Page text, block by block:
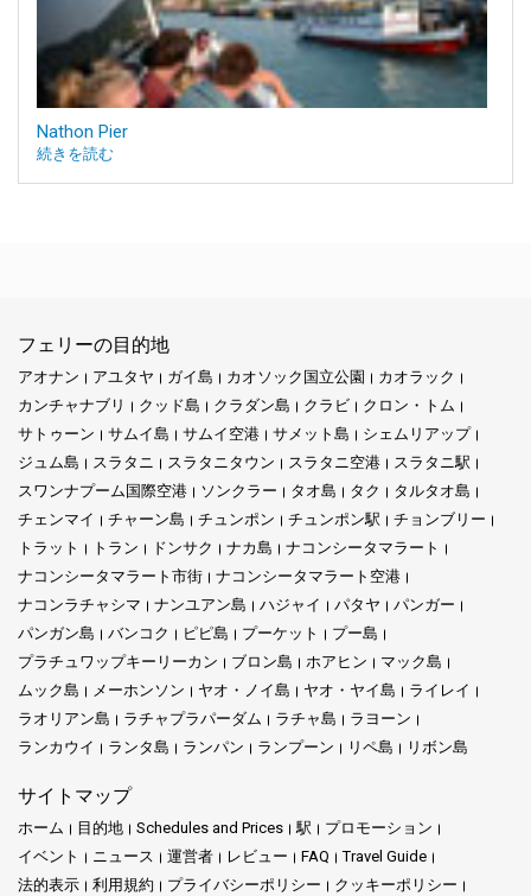
Nathon Pier
続きを読む
フェリーの目的地
アオナン アユタヤ ガイ島 カオソック国立公園
カオラック
カンチャナブリ
クッド島 クラダン島 クラビ
クロン・トム
サトゥーン
サムイ島 サムイ空港 サメット島
シェムリアップ
ジュム島
スラタニ スラタニタウン スラタニ空港
スラタニ駅
スワンナプーム国際空港
ソンクラー タオ島 タク
タルタオ島
チェンマイ
チャーン島 チュンポン チュンポン駅
チョンブリー
トラット
トラン ドンサク ナカ島
ナコンシータマラート
ナコンシータマラート市街
ナコンシータマラート空港
ナコンラチャシマ
ナンユアン島 ハジャイ パタヤ
パンガー
パンガン島
バンコク ピピ島 プーケット
プー島
プラチュワップキーリーカン
ブロン島 ホアヒン
マック島
ムック島
メーホンソン ヤオ・ノイ島 ヤオ・ヤイ島
ライレイ
ラオリアン島
ラチャプラパーダム ラチャ島
ラヨーン
ランカウイ
ランタ島 ランパン ランプーン リペ島 リボン島
サイトマップ
ホーム 目的地 Schedules and Prices 駅
プロモーション
イベント
ニュース 運営者 レビュー FAQ
Travel Guide
法的表示
利用規約 プライバシーポリシー
クッキーポリシー